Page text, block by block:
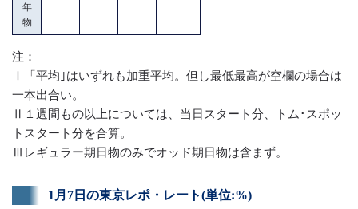
年
物
注：
Ⅰ「平均｣はいずれも加重平均。但し最低最高が空欄の場合は
一本出合い。
Ⅱ１週間もの以上については、当日スタート分、トム･スポッ
トスタート分を合算。
Ⅲレギュラー期日物のみでオッド期日物は含まず。
1月7日の東京レポ・レート(単位:%)